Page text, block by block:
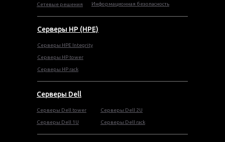
Серверы HP (HPE)
Серверы Dell
Серверы HPE Integrity
Cерверы HP tower
Cерверы HP rack
Cерверы Dell tower
Серверы Dell 1U
Серверы Dell 2U
Серверы Dell rack
Сетевые решения Информационная безопасность